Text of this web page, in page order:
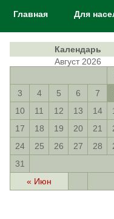
Главная Для
Календарь
Август 2026
« Июн
3
4 5 6 7
10
11 12 13 14
17
18 19 20 21
24
25 26 27 28
31